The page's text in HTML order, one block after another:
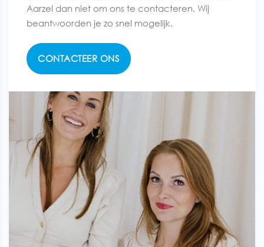
Aarzel dan niet om ons te contacteren. Wij
beantwoorden je zo snel mogelijk.
CONTACTEER ONS